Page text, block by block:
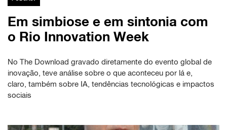
Em simbiose e em sintonia com
o Rio Innovation Week
No The Download gravado diretamente do evento global de
inovação, teve análise sobre o que aconteceu por lá e,
claro, também sobre IA, tendências tecnológicas e impactos
sociais